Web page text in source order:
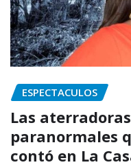
ESPECTACULOS
Las
paranormales
contó en La